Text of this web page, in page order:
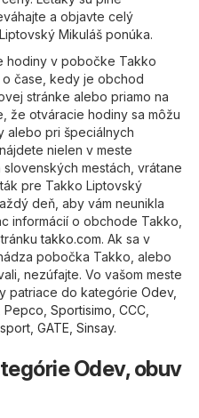
a objavte celý
Mikuláš ponúka.
hodiny v pobočke Takko
o čase, kedy je obchod
stránke alebo priamo na
že otváracie hodiny sa môžu
alebo pri špeciálnych
nielen v meste
mestách, vrátane
pre Takko Liptovský
deň, aby vám neunikla
informácií o obchode Takko,
takko.com. Ak sa v
pobočka Takko, alebo
nezúfajte. Vo vašom meste
patriace do kategórie Odev,
Pepco Sportisimo CCC
GATE Sinsay.
Odev, obuv